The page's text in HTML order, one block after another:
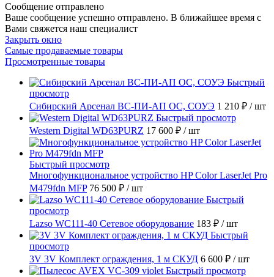
Сообщение отправлено
Ваше сообщение успешно отправлено. В ближайшее время с
Вами свяжется наш специалист
Закрыть окно
Самые продаваемые товары
Просмотренные товары
Быстрый
просмотр
Сибирский Арсенал ВС-ПИ-АП ОС, СОУЭ 1 210 ₽ / шт
Быстрый просмотр
Western Digital WD63PURZ 17 600 ₽ / шт
Быстрый просмотр
Многофункциональное устройство HP Color LaserJet Pro
M479fdn MFP 76 500 ₽ / шт
Быстрый
просмотр
Lazso WC111-40 Сетевое оборудование 183 ₽ / шт
Быстрый
просмотр
3V 3V Комплект ограждения, 1 м СКУД 6 600 ₽ / шт
Быстрый просмотр